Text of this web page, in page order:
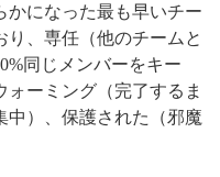
かになった最も早いチー
り、専任（他のチームと
同じメンバーをキー
ーミング（完了するま
中）、保護された（邪魔